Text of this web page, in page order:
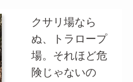
クサリ場なら
ぬ、トラロープ
場。それほど危
険じゃないの